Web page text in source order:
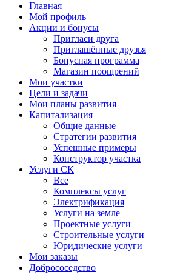
Главная
Мой профиль
Акции и бонусы
Пригласи друга
Приглашённые друзья
Бонусная программа
Магазин поощрений
Мои участки
Цели и задачи
Мои планы развития
Капитализация
Общие данные
Стратегии развития
Успешные примеры
Конструктор участка
Услуги СК
Все
Комплексы услуг
Электрификация
Услуги на земле
Проектные услуги
Строительные услуги
Юридические услуги
Мои заказы
Добрососедство